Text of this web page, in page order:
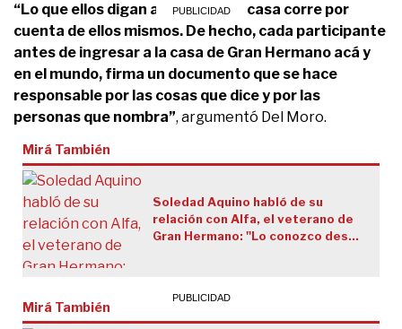
“Lo que ellos digan adentro de la casa corre por
cuenta de ellos mismos. De hecho, cada participante
antes de ingresar a la casa de Gran Hermano acá y
en el mundo, firma un documento que se hace
responsable por las cosas que dice y por las
personas que nombra”, argumentó Del Moro.
Mirá También
Soledad Aquino habló de su
relación con Alfa, el veterano de
Gran Hermano: "Lo conozco desde
Mirá También